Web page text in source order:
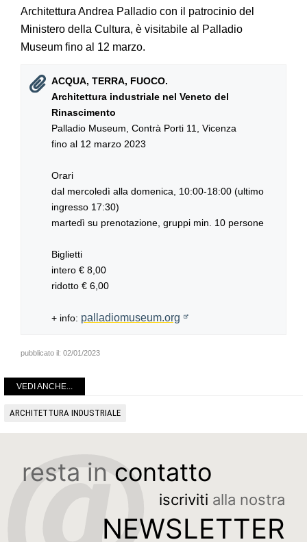
Architettura Andrea Palladio con il patrocinio del
Ministero della Cultura, è visitabile al Palladio
Museum fino al 12 marzo.
ACQUA, TERRA, FUOCO.
Architettura industriale nel Veneto del
Rinascimento
Palladio Museum, Contrà Porti 11, Vicenza
fino al 12 marzo 2023
Orari
dal mercoledì alla domenica, 10:00-18:00 (ultimo
ingresso 17:30)
martedì su prenotazione, gruppi min. 10 persone
Biglietti
intero € 8,00
ridotto € 6,00
+ info: palladiomuseum.org
pubblicato il: 02/01/2023
VEDI ANCHE...
ARCHITETTURA INDUSTRIALE
resta in contatto
iscriviti alla nostra
NEWSLETTER